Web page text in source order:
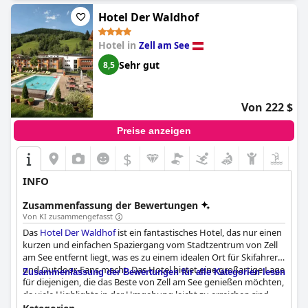
Poolbereich des Hotels ist ein Muss für jeden Gast. Alles in allem
bietet das Hotel Römerhof die perfekte Gelegenheit, sich zu
entspannen und zu verjüngen und dabei einen
atemberaubenden Blick auf die Natur zu genießen.
Hotel Der Waldhof
Hotel in Zell am See
8,5 Sehr gut
Von 222 $
Preise anzeigen
$
INFO
Zusammenfassung der Bewertungen
Von KI zusammengefasst
Das Hotel Der Waldhofist ein fantastisches Hotel, das nur einen
kurzen und einfachen Spaziergang vom Stadtzentrum von Zell
am See entfernt liegt, was es zu einem idealen Ort für Skifahrer
und Outdoor-Fans macht. Das Hotel bietet eine großartige Lage
für diejenigen, die das Beste von Zell am See genießen möchten,
da viele Highlights in der Umgebung leicht zu erreichen sind.
Zusammenfassung der Bewertungen für alle Kategorien lesen